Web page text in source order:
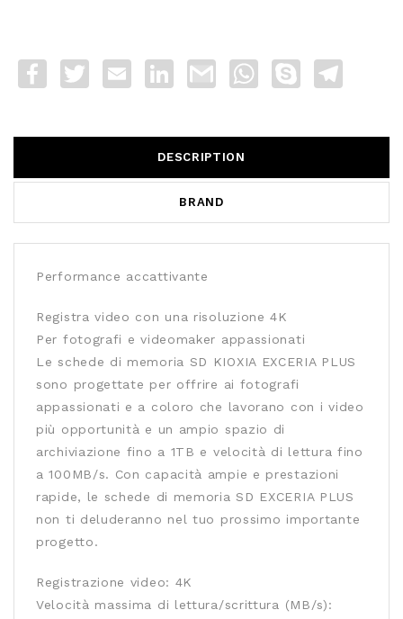
FacebookTwitter Email LinkedInGmail WhatsApp
Skype
DESCRIPTION
BRAND
Performance accattivante
Registra video con una risoluzione 4K
Per fotografi e videomaker appassionati
Le schede di memoria SD KIOXIA EXCERIA PLUS
sono progettate per offrire ai fotografi
appassionati e a coloro che lavorano con i video
più opportunità e un ampio spazio di
archiviazione fino a 1TB e velocità di lettura fino
a 100MB/s. Con capacità ampie e prestazioni
rapide, le schede di memoria SD EXCERIA PLUS
non ti deluderanno nel tuo prossimo importante
progetto.
Registrazione video: 4K
Velocità massima di lettura/scrittura (MB/s):